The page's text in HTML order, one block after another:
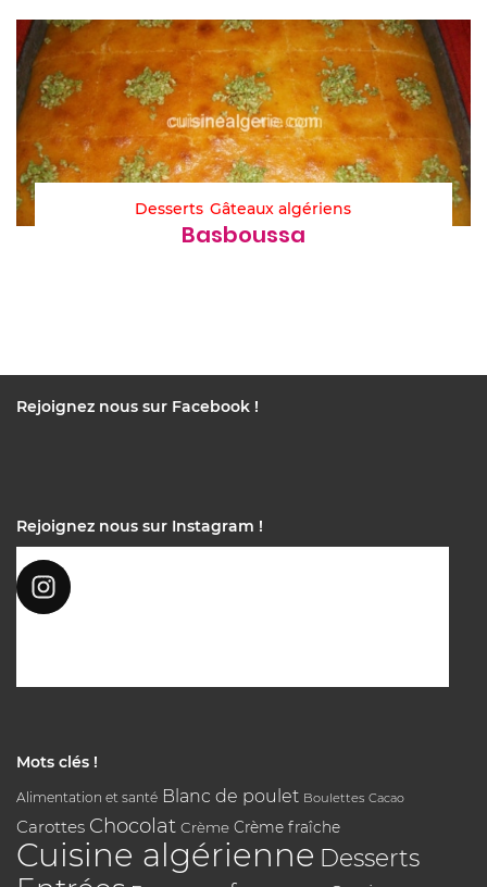
Desserts Gâteaux algériens
Basboussa
Rejoignez nous sur Facebook !
Rejoignez nous sur Instagram !
Mots clés !
Alimentation et santé Blanc de poulet Boulettes Cacao
Carottes Chocolat Crème Crème fraîche
Cuisine algérienne Desserts